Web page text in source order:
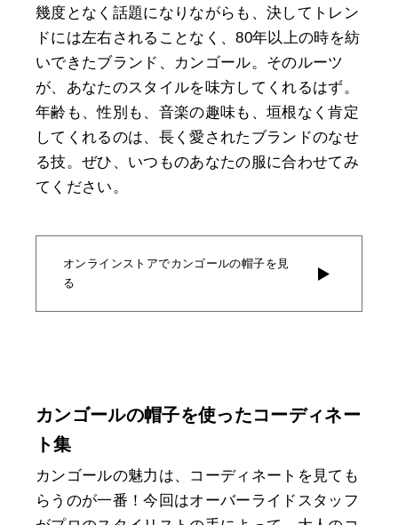
幾度となく話題になりながらも、決してトレン
ドには左右されることなく、80年以上の時を紡
いできたブランド、カンゴール。そのルーツ
が、あなたのスタイルを味方してくれるはず。
年齢も、性別も、音楽の趣味も、垣根なく肯定
してくれるのは、長く愛されたブランドのなせ
る技。ぜひ、いつものあなたの服に合わせてみ
てください。
オンラインストアでカンゴールの帽子を見
る
カンゴールの帽子を使ったコーディネー
ト集
カンゴールの魅力は、コーディネートを見ても
らうのが一番！今回はオーバーライドスタッフ